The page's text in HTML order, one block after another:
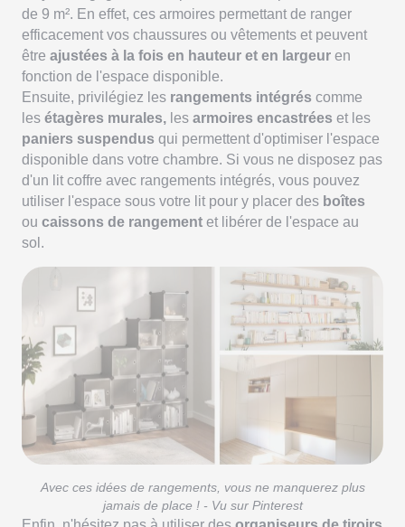
de 9 m². En effet, ces armoires permettant de ranger
efficacement vos chaussures ou vêtements et peuvent
être ajustées à la fois en hauteur et en largeur en
fonction de l'espace disponible.
Ensuite, privilégiez les rangements intégrés comme
les étagères murales, les armoires encastrées et les
paniers suspendus qui permettent d'optimiser l'espace
disponible dans votre chambre. Si vous ne disposez pas
d'un lit coffre avec rangements intégrés, vous pouvez
utiliser l'espace sous votre lit pour y placer des boîtes
ou caissons de rangement et libérer de l'espace au
sol.
Avec ces idées de rangements, vous ne manquerez plus
jamais de place ! - Vu sur Pinterest